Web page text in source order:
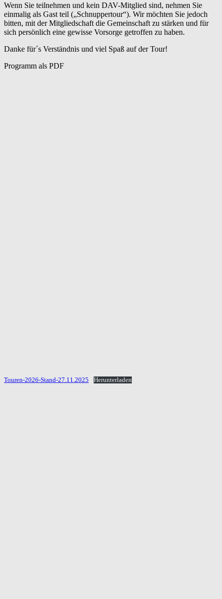
Wenn Sie teilnehmen und kein DAV-Mitglied sind, nehmen Sie
einmalig als Gast teil („Schnuppertour“). Wir möchten Sie jedoch
bitten, mit der Mitgliedschaft die Gemeinschaft zu stärken und für
sich persönlich eine gewisse Vorsorge getroffen zu haben.
Danke für´s Verständnis und viel Spaß auf der Tour!
Programm als PDF
Touren-2026-Stand-27.11.2025 Herunterladen